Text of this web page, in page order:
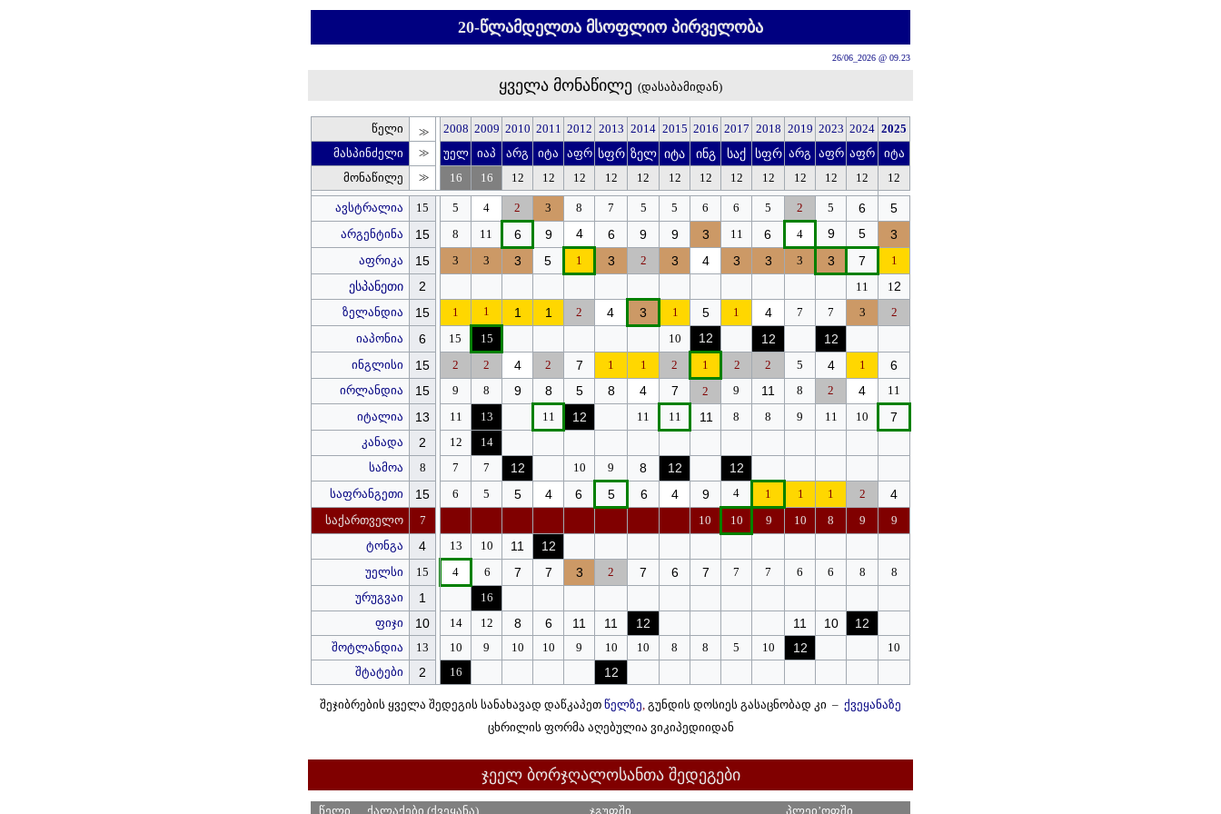
20-წლამდელთა მსოფლიო პირველობა
26/06_2026 @ 09.23
ყველა მონაწილე (დასაბამიდან)
წელი >> 2008 2009 2010 2011 2012 2013 2014 2015 2016 2017 2018 2019 2023 2024 2025
მასპინძელი
>> უელ იაპ არგ იტა აფრ სფრ ზელ იტა ინგ საქ სფრ არგ აფრ აფრ
იტა
მონაწილე
>> 16 16 12 12 12 12 12 12 12 12 12 12 12 12 12
ავსტრალია 15 5 4 2 3 8 7 5 5 6 6 5 2 5 6 5
არგენტინა 15 8 11 6 9 4 6 9 9 3 11 6 4 9 5 3
აფრიკა 15 3 3 3 5 1 3 2 3 4 3 3 3 3 7 1
ესპანეთი 2 11 12
ზელანდია 15 1 1 1 1 2 4 3 1 5 1 4 7 7 3
2
იაპონია
6 15 15 10 12 12 12
ინგლისი 15 2 2 4 2 7 1 1 2 1 2 2 5 4 1 6
ირლანდია 15 9 8 9 8 5 8 4 7 2 9 11 8 2 4 11
იტალია
13 11 13 11 12 11 11 11 8 8 9 11 10 7
კანადა 2 12
14
სამოა
8 7 7 12 10 9 8 12 12
საფრანგეთი 15 6 5 5 4 6 5 6 4 9 4 1 1 1 2 4
საქართველო 7 10 10 9 10 8 9
9
ტონგა
4 13 10 11 12
უელსი 15 4 6 7 7 3 2 7 6 7 7 7 6 6 8
8
ურუგვაი
1
16
ფიჯი
10 14 12 8 6 11 11 12 11 10 12
შოტლანდია 13 10 9 10 10 9 10 10 8 8 5 10 12
10
შტატები
2 16 12
შეჯიბრების ყველა შედეგის სანახავად დაწკაპეთ წელზე, გუნდის დოსიეს გასაცნობად კი – ქვეყანაზე
ცხრილის ფორმა აღებულია ვიკიპედიიდან
ჯეელ ბორჯღალოსანთა შედეგები
წელი ქალაქები (ქვეყანა) ჯგუფში პლეი’ოფში